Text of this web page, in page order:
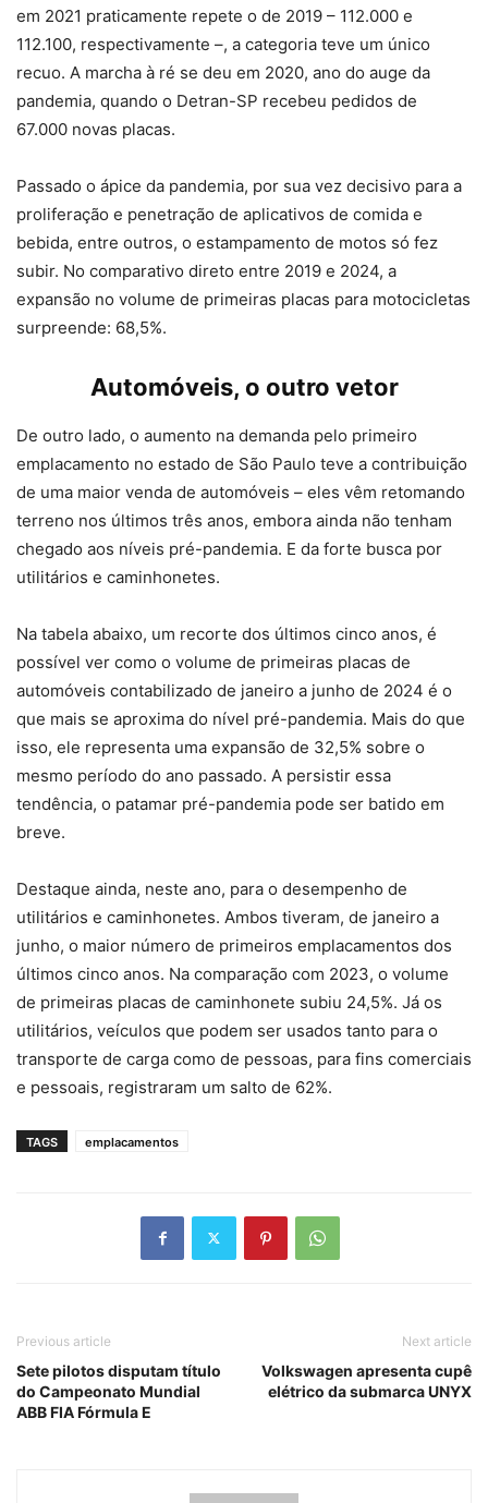
em 2021 praticamente repete o de 2019 – 112.000 e
112.100, respectivamente –, a categoria teve um único
recuo. A marcha à ré se deu em 2020, ano do auge da
pandemia, quando o Detran-SP recebeu pedidos de
67.000 novas placas.
Passado o ápice da pandemia, por sua vez decisivo para a
proliferação e penetração de aplicativos de comida e
bebida, entre outros, o estampamento de motos só fez
subir. No comparativo direto entre 2019 e 2024, a
expansão no volume de primeiras placas para motocicletas
surpreende: 68,5%.
Automóveis, o outro vetor
De outro lado, o aumento na demanda pelo primeiro
emplacamento no estado de São Paulo teve a contribuição
de uma maior venda de automóveis – eles vêm retomando
terreno nos últimos três anos, embora ainda não tenham
chegado aos níveis pré-pandemia. E da forte busca por
utilitários e caminhonetes.
Na tabela abaixo, um recorte dos últimos cinco anos, é
possível ver como o volume de primeiras placas de
automóveis contabilizado de janeiro a junho de 2024 é o
que mais se aproxima do nível pré-pandemia. Mais do que
isso, ele representa uma expansão de 32,5% sobre o
mesmo período do ano passado. A persistir essa
tendência, o patamar pré-pandemia pode ser batido em
breve.
Destaque ainda, neste ano, para o desempenho de
utilitários e caminhonetes. Ambos tiveram, de janeiro a
junho, o maior número de primeiros emplacamentos dos
últimos cinco anos. Na comparação com 2023, o volume
de primeiras placas de caminhonete subiu 24,5%. Já os
utilitários, veículos que podem ser usados tanto para o
transporte de carga como de pessoas, para fins comerciais
e pessoais, registraram um salto de 62%.
TAGS emplacamentos
Previous article
Sete pilotos disputam título
do Campeonato Mundial
ABB FIA Fórmula E
Next article
Volkswagen apresenta cupê
elétrico da submarca UNYX